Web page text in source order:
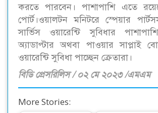
করতে পারবেন। পাশাপাশি এতে
পোর্ট।ওয়ালটন মনিটরে স্পেয়ার
সার্ভিস ওয়ারেন্টি সুবিধার
অ্যাডাপ্টার অথবা পাওয়ার সাপ্লাই
ওয়ারেন্টি সুবিধা পাচ্ছেন ক্রেতারা।
বিডি প্রেসরিলিস / ০২ মে ২০২৩ /এমএম
More Stories: